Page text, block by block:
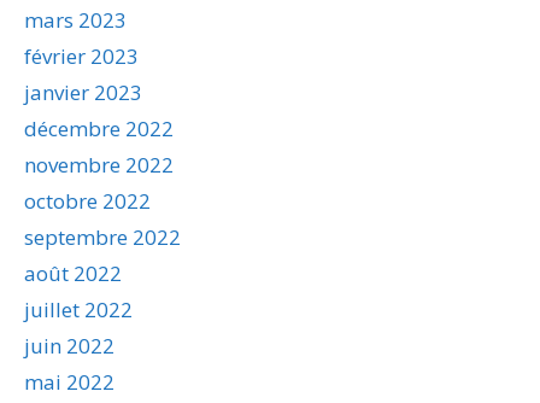
mars 2023
février 2023
janvier 2023
décembre 2022
novembre 2022
octobre 2022
septembre 2022
août 2022
juillet 2022
juin 2022
mai 2022